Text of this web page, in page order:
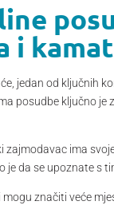
i
jedan od ključnih
posudbe ključno
zajmodavac ima
da se upoznate s
značiti veće